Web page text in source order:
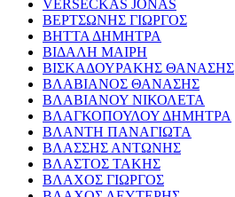
VERSECKAS JONAS
ΒΕΡΤΣΩΝΗΣ ΓΙΩΡΓΟΣ
ΒΗΤΤΑ ΔΗΜΗΤΡΑ
ΒΙΔΑΛΗ ΜΑΙΡΗ
ΒΙΣΚΑΔΟΥΡΑΚΗΣ ΘΑΝΑΣΗΣ
ΒΛΑΒΙΑΝΟΣ ΘΑΝΑΣΗΣ
ΒΛΑΒΙΑΝΟΥ ΝΙΚΟΛΕΤΑ
ΒΛΑΓΚΟΠΟΥΛΟΥ ΔΗΜΗΤΡΑ
ΒΛΑΝΤΗ ΠΑΝΑΓΙΩΤΑ
ΒΛΑΣΣΗΣ ΑΝΤΩΝΗΣ
ΒΛΑΣΤΟΣ ΤΑΚΗΣ
ΒΛΑΧΟΣ ΓΙΩΡΓΟΣ